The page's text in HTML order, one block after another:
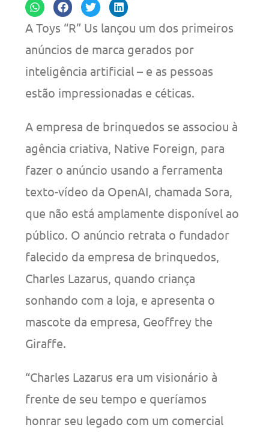
A Toys “R” Us lançou um dos primeiros
anúncios de marca gerados por
inteligência artificial – e as pessoas
estão impressionadas e céticas.
A empresa de brinquedos se associou à
agência criativa, Native Foreign, para
fazer o anúncio usando a ferramenta
texto-vídeo da OpenAI, chamada Sora,
que não está amplamente disponível ao
público. O anúncio retrata o fundador
falecido da empresa de brinquedos,
Charles Lazarus, quando criança
sonhando com a loja, e apresenta o
mascote da empresa, Geoffrey the
Giraffe.
“Charles Lazarus era um visionário à
frente de seu tempo e queríamos
honrar seu legado com um comercial